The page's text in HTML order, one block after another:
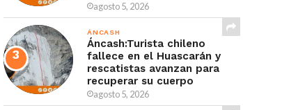
agosto 5, 2026
ÁNCASH
Áncash:Turista chileno
fallece en el Huascarán y
rescatistas avanzan para
recuperar su cuerpo
agosto 5, 2026